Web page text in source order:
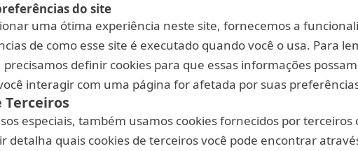
do site
uma ótima experiência neste site, fornecemos a
de como esse site é executado quando você o usa. Para
definir cookies para que essas informações
interagir com uma página for afetada por suas
Terceiros
especiais, também usamos cookies fornecidos por terceiros
detalha quais cookies de terceiros você pode encontrar